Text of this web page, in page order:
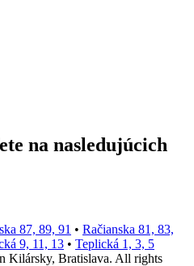
na nasledujúcich
87, 89, 91 • Račianska 81, 83,
9, 11, 13 • Teplická 1, 3, 5
Kilársky, Bratislava. All rights